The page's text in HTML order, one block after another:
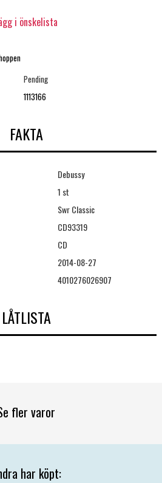
i önskelista
Pending
1113166
FAKTA
Debussy
1 st
Swr Classic
CD93319
CD
2014-08-27
4010276026907
LÅTLISTA
fler varor
har köpt: